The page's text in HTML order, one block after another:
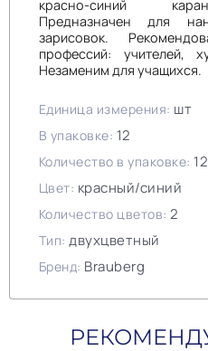
красно-синий
Предназначен для
зарисовок.
профессий: учителей,
Незаменим для учащихся.
Единица измерения: шт
В упаковке: 12
Количество в упаковке: 12
Цвет: красный/синий
Количество цветов: 2
Тип: двухцветный
Бренд: Brauberg